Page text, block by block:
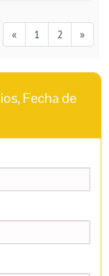
« 1 2 »
Fecha de